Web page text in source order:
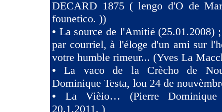
DECARD 1875 ( lengo d'O de
founetico. ))
• La source de l'Amitié (25.01.2008)
par courriel, à l'éloge d'un ami sur
votre humble rimeur... (Yves La
•La vaco de la Crècho de
Dominique Testa, lou 24 de
• La Vièio… (Pierre Dominique
20.1.2011. )